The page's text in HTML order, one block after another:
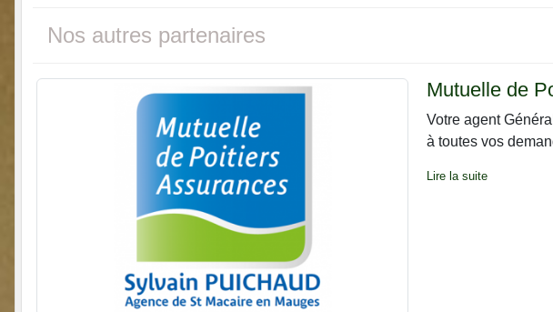
Nos autres partenaires
Mutuelle de
Votre agent
à toutes vos
Lire la suite